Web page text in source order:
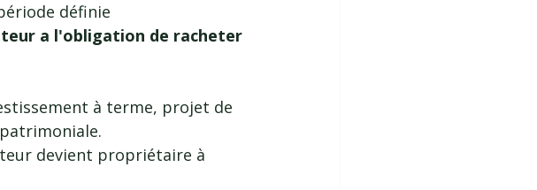
définie
a l'obligation de racheter
à terme, projet de
devient propriétaire à